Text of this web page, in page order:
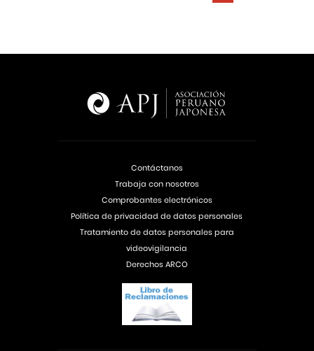
Contáctanos
Trabaja con nosotros
Comprobantes electrónicos
Política de privacidad de datos personales
Tratamiento de datos personales para
videovigilancia
Derechos ARCO